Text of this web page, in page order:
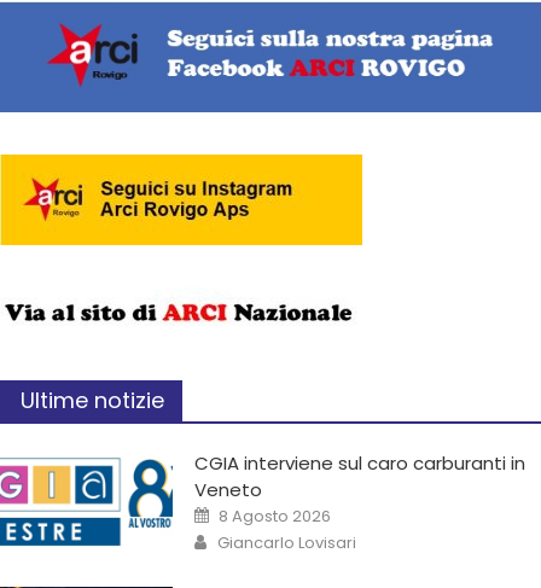
Ultime notizie
CGIA interviene sul caro carburanti in
Veneto
8 Agosto 2026
Giancarlo Lovisari